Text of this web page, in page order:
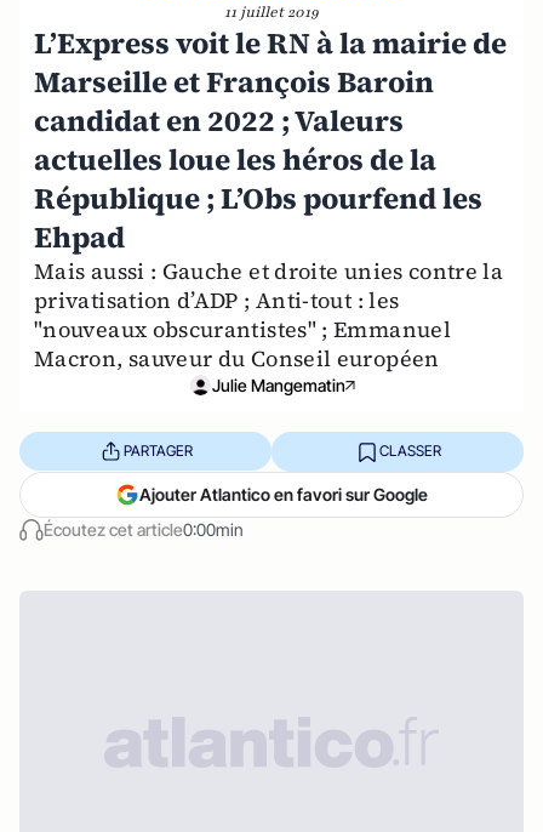
11 juillet 2019
L’Express voit le RN à la mairie de
Marseille et François Baroin
candidat en 2022 ; Valeurs
actuelles loue les héros de la
République ; L’Obs pourfend les
Ehpad
Mais aussi : Gauche et droite unies contre la
privatisation d’ADP ; Anti-tout : les
"nouveaux obscurantistes" ; Emmanuel
Macron, sauveur du Conseil européen
Julie Mangematin
Écoutez cet article0:00min
PARTAGER CLASSER
Ajouter Atlantico en favori sur Google